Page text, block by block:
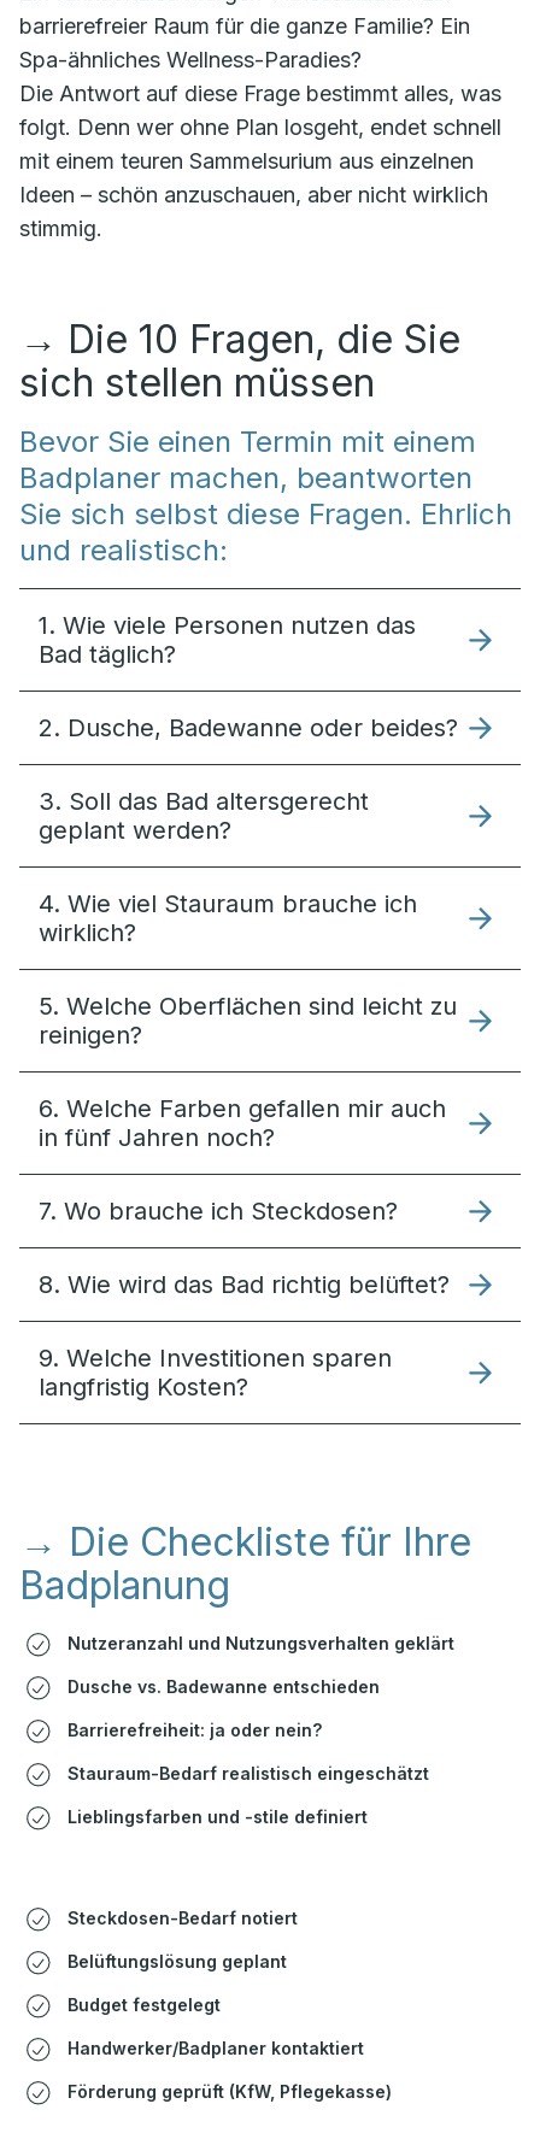
barrierefreier Raum für die ganze Familie? Ein
Spa-ähnliches Wellness-Paradies?
Die Antwort auf diese Frage bestimmt alles, was
folgt. Denn wer ohne Plan losgeht, endet schnell
mit einem teuren Sammelsurium aus einzelnen
Ideen – schön anzuschauen, aber nicht wirklich
stimmig.
→ Die 10 Fragen, die Sie
sich stellen müssen
Bevor Sie einen Termin mit einem
Badplaner machen, beantworten
Sie sich selbst diese Fragen. Ehrlich
und realistisch:
1. Wie viele Personen nutzen das
Bad täglich?
2. Dusche, Badewanne oder beides?
3. Soll das Bad altersgerecht
geplant werden?
4. Wie viel Stauraum brauche ich
wirklich?
5. Welche Oberflächen sind leicht zu
reinigen?
6. Welche Farben gefallen mir auch
in fünf Jahren noch?
7. Wo brauche ich Steckdosen?
8. Wie wird das Bad richtig belüftet?
9. Welche Investitionen sparen
langfristig Kosten?
→ Die Checkliste für Ihre
Badplanung
Nutzeranzahl und Nutzungsverhalten geklärt
Dusche vs. Badewanne entschieden
Barrierefreiheit: ja oder nein?
Stauraum-Bedarf realistisch eingeschätzt
Lieblingsfarben und -stile definiert
Steckdosen-Bedarf notiert
Belüftungslösung geplant
Budget festgelegt
Handwerker/Badplaner kontaktiert
Förderung geprüft (KfW, Pflegekasse)